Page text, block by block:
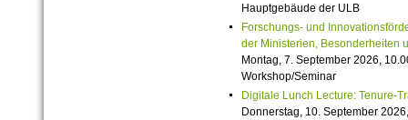
Hauptgebäude der ULB
Forschungs- und
der Ministerien, Besonderheiten
Montag, 7. September 2026,
Workshop/Seminar
Digitale Lunch Lecture: Tenure-
Donnerstag, 10. September